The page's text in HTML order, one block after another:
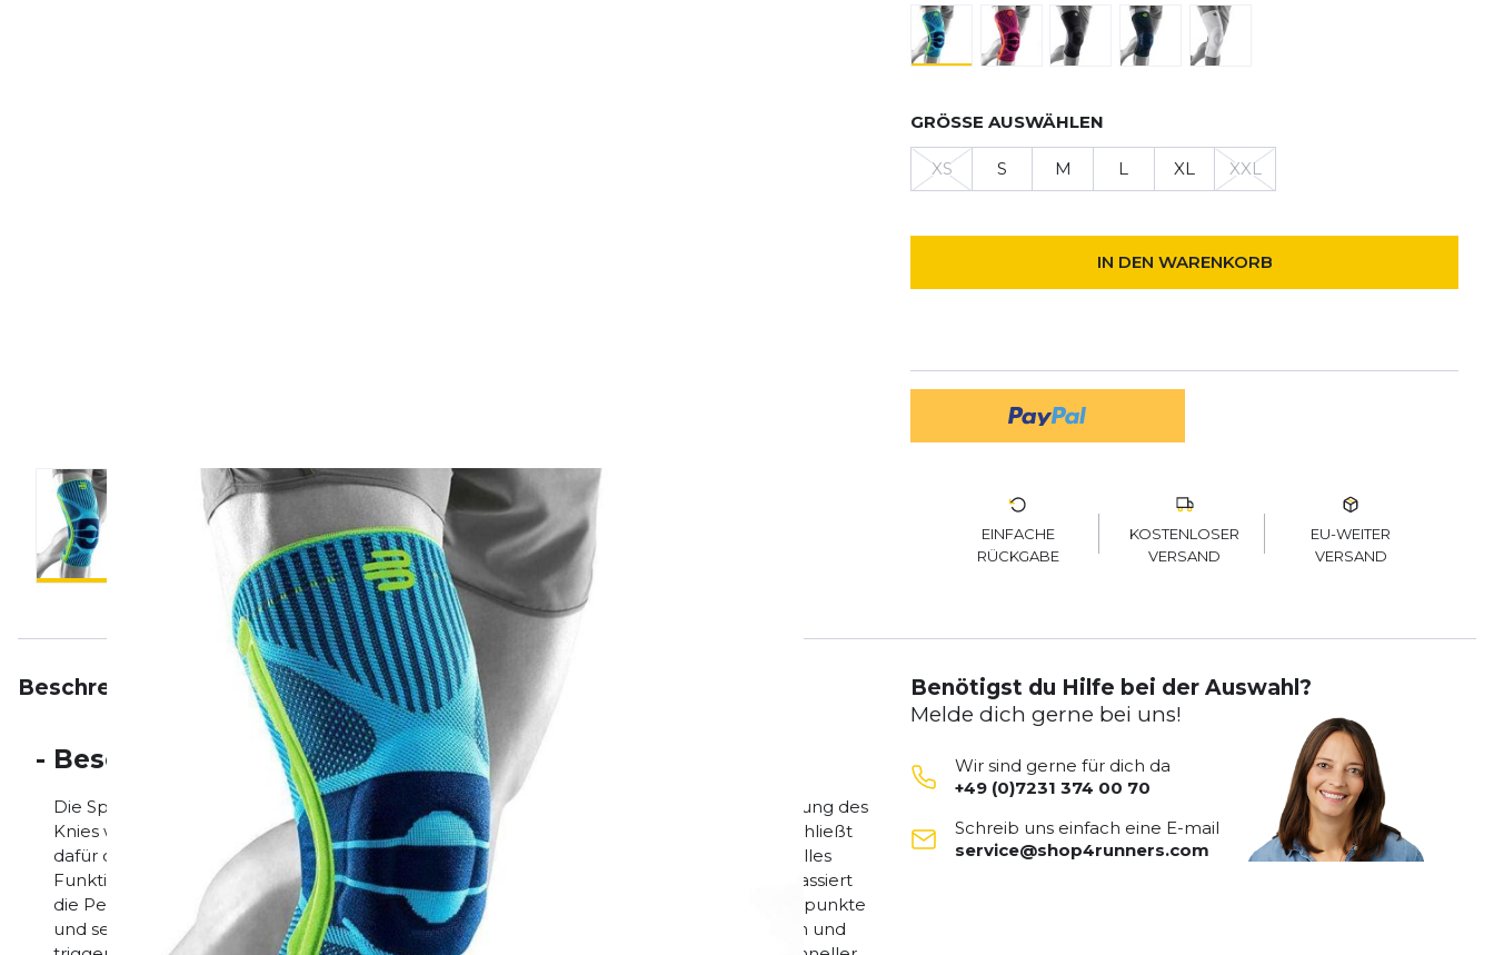
GRÖSSE AUSWÄHLEN
XS S M L XL XXL
IN DEN WARENKORB
EINFACHE
RÜCKGABE
KOSTENLOSER
VERSAND
EU-WEITER
VERSAND
Beschreibung EigenschaftenBewertungen
- Beschreibung
Die Sports Knee Support verbessert durch leichte, wohltuende Kompression die Bewegung des
Knies während längerer Sporteinheiten und schützt vor Überlastung. Die Bandage umschließt
dafür das Gelenk. Die Kniescheibe umringt eine anatomisch geformte Pelotte, ein spezielles
Funktionselement, das Druckspitzen auffängt und weiterleitet. Wird das Knie bewegt, massiert
die Pelotte zusammen mit dem Gestrick das Bindegewebe und die Muskeln. Zwei Druckpunkte
und seitliche Flügel setzen dabei gezielte Reize. Die Stimulation regt den Stoffwechsel an und
Benötigst du Hilfe bei der Auswahl?
Melde dich gerne bei uns!
Wir sind gerne für dich da
+49 (0)7231 374 00 70
Schreib uns einfach eine E-mail
service@shop4runners.com